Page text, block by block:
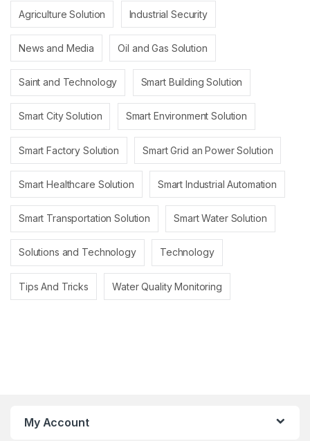
Agriculture Solution Industrial Security
News and Media Oil and Gas Solution
Saint and Technology Smart Building Solution
Smart City Solution Smart Environment Solution
Smart Factory Solution Smart Grid an Power Solution
Smart Healthcare Solution Smart Industrial Automation
Smart Transportation Solution Smart Water Solution
Solutions and Technology Technology
Tips And Tricks Water Quality Monitoring
My Account